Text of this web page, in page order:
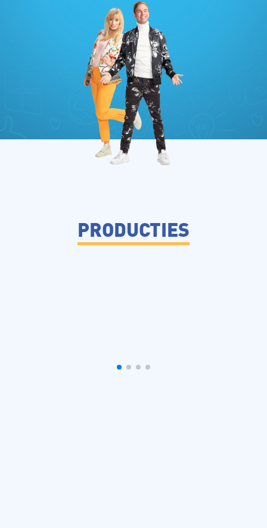
PRODUCTIES